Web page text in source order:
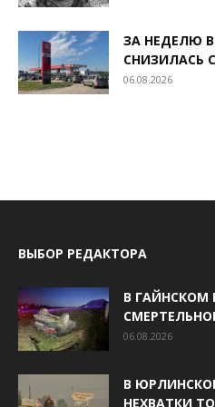
ЗА НЕДЕЛЮ
СНИЗИЛАСЬ
06.08.2026
ВЫБОР РЕДАКТОРА
В
06.08.2026
В
НЕХВАТКИ